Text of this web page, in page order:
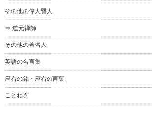
その他の偉人賢人
⇒ 道元禅師
その他の著名人
英語の名言集
座右の銘・座右の言葉
ことわざ